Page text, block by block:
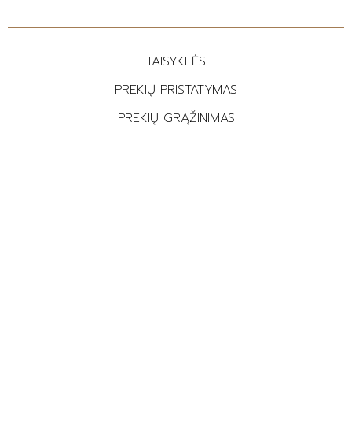
TAISYKLĖS
PREKIŲ PRISTATYMAS
PREKIŲ GRĄŽINIMAS